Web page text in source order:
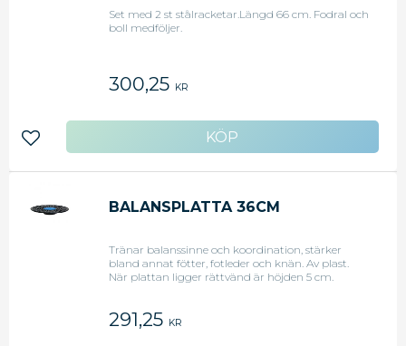
Set med 2 st stålracketar.Längd 66 cm. Fodral och
boll medföljer.
300,25 KR
Lägg till i favoriter
BALANSPLATTA 36CM
Tränar balanssinne och koordination, stärker
bland annat fötter, fotleder och knän. Av plast.
När plattan ligger rättvänd är höjden 5 cm.
291,25 KR